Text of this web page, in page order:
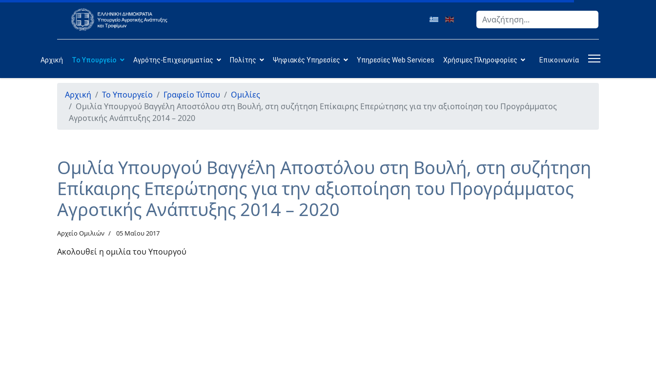
Αναζήτηση
Αρχική Το Υπουργείο Αγρότης-Επιχειρηματίας Πολίτης Ψηφιακές Υπηρεσίες Υπηρεσίες Web Services Χρήσιμες Πληροφορίες Επικοινωνία
Αρχική Το Υπουργείο Γραφείο Τύπου
Ομιλίες
Ομιλία Υπουργού Βαγγέλη Αποστόλου στη Βουλή, στη συζήτηση Επίκαιρης Επερώτησης για την αξιοποίηση του Προγράμματος
Αγροτικής Ανάπτυξης 2014 – 2020
Ομιλία Υπουργού Βαγγέλη Αποστόλου στη Βουλή, στη συζήτηση
Επίκαιρης Επερώτησης για την αξιοποίηση του Προγράμματος
Αγροτικής Ανάπτυξης 2014 – 2020
Αρχείο Ομιλιών 05 Μαΐου 2017
Ακολουθεί η ομιλία του Υπουργού